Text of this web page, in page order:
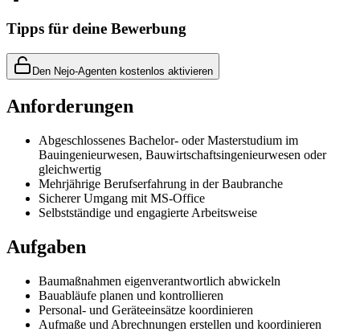
Tipps für deine Bewerbung
Den Nejo-Agenten kostenlos aktivieren
Anforderungen
Abgeschlossenes Bachelor- oder Masterstudium im
Bauingenieurwesen, Bauwirtschaftsingenieurwesen oder
gleichwertig
Mehrjährige Berufserfahrung in der Baubranche
Sicherer Umgang mit MS-Office
Selbstständige und engagierte Arbeitsweise
Aufgaben
Baumaßnahmen eigenverantwortlich abwickeln
Bauabläufe planen und kontrollieren
Personal- und Geräteeinsätze koordinieren
Aufmaße und Abrechnungen erstellen und koordinieren